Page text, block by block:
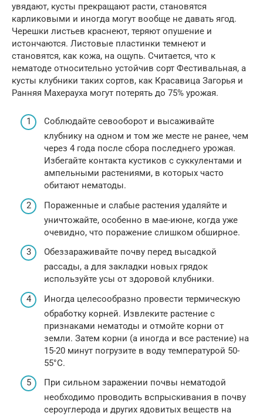
увядают, кусты прекращают расти, становятся
карликовыми и иногда могут вообще не давать ягод.
Черешки листьев краснеют, теряют опушение и
истончаются. Листовые пластинки темнеют и
становятся, как кожа, на ощупь. Считается, что к
нематоде относительно устойчив сорт Фестивальная, а
кусты клубники таких сортов, как Красавица Загорья и
Ранняя Махерауха могут потерять до 75% урожая.
Соблюдайте севооборот и высаживайте
клубнику на одном и том же месте не ранее, чем
через 4 года после сбора последнего урожая.
Избегайте контакта кустиков с суккулентами и
ампельными растениями, в которых часто
обитают нематоды.
Пораженные и слабые растения удаляйте и
уничтожайте, особенно в мае-июне, когда уже
очевидно, что поражение слишком обширное.
Обеззараживайте почву перед высадкой
рассады, а для закладки новых грядок
используйте усы от здоровой клубники.
Иногда целесообразно провести термическую
обработку корней. Извлеките растение с
признаками нематоды и отмойте корни от
земли. Затем корни (а иногда и все растение) на
15-20 минут погрузите в воду температурой 50-
55°C.
При сильном заражении почвы нематодой
необходимо проводить вспрыскивания в почву
сероуглерода и других ядовитых веществ на